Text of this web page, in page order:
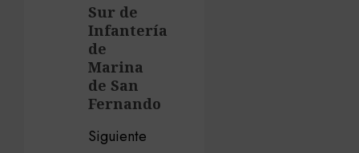
Sur de
Infantería
de
Marina
de San
Fernando
Siguiente